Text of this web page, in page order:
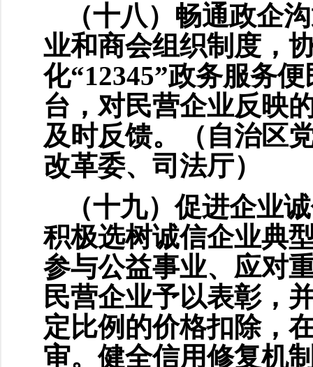
（十八）畅通政企
业和商会组织制度，
化“12345”政务服务
台，对民营企业反映
及时反馈。（自治区
改革委、司法厅）
（十九）促进企业
积极选树诚信企业典
参与公益事业、应对
民营企业予以表彰，
定比例的价格扣除，
审。健全信用修复机